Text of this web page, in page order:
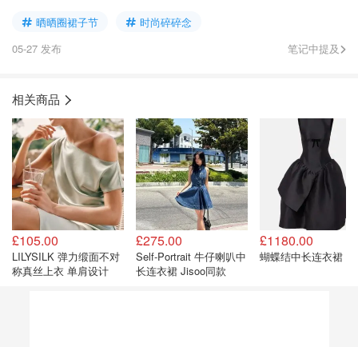
晒晒圈裙子节
时尚碎碎念
05-27 发布
笔记中提及
相关商品
£105.00
LILYSILK 弹力缎面不对
称真丝上衣 单肩设计
£275.00
Self-Portrait 牛仔喇叭中
长连衣裙 Jisoo同款
£1180.00
蝴蝶结中长连衣裙